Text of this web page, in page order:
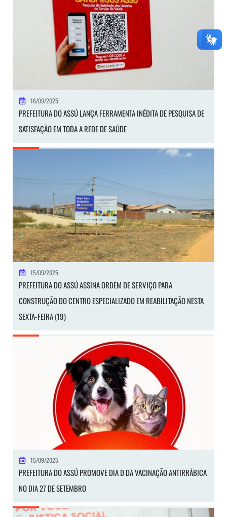
16/09/2025
PREFEITURA DO ASSÚ LANÇA FERRAMENTA INÉDITA DE PESQUISA DE
SATISFAÇÃO EM TODA A REDE DE SAÚDE
15/09/2025
PREFEITURA DO ASSÚ ASSINA ORDEM DE SERVIÇO PARA
CONSTRUÇÃO DO CENTRO ESPECIALIZADO EM REABILITAÇÃO NESTA
SEXTA-FEIRA (19)
15/09/2025
PREFEITURA DO ASSÚ PROMOVE DIA D DA VACINAÇÃO ANTIRRÁBICA
NO DIA 27 DE SETEMBRO